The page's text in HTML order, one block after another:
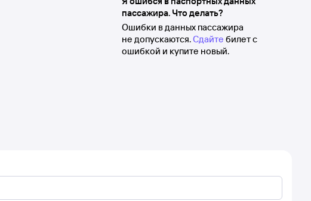
пассажира. Что делать?
Ошибки в данных пассажира
не допускаются.Сдайте билет с
ошибкой и купите новый.